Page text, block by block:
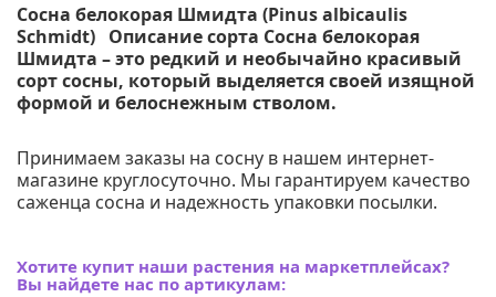
Сосна белокорая Шмидта (Pinus albicaulis
Schmidt) Описание сорта Сосна белокорая
Шмидта – это редкий и необычайно красивый
сорт сосны, который выделяется своей изящной
формой и белоснежным стволом.
Принимаем заказы на сосну в нашем интернет-
магазине круглосуточно. Мы гарантируем качество
саженца сосна и надежность упаковки посылки.
Хотите купит наши растения на маркетплейсах?
Вы найдете нас по артикулам: